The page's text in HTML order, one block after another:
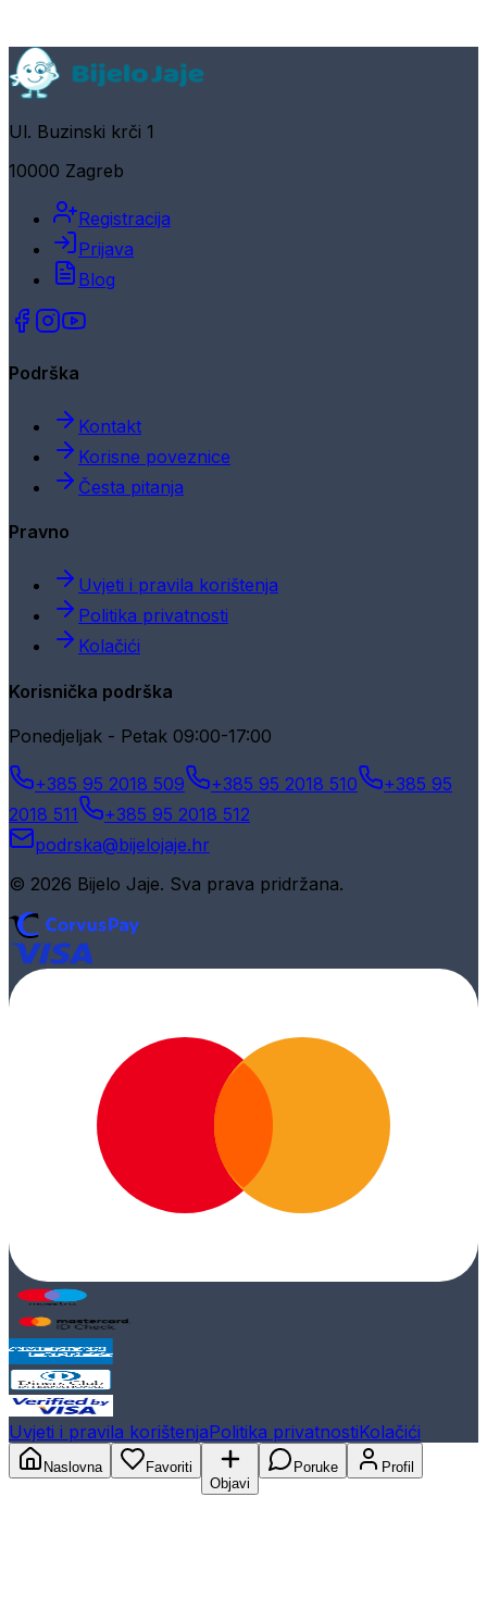
Ul. Buzinski krči 1
10000 Zagreb
Registracija
Prijava
Blog
Podrška
Kontakt
Korisne poveznice
Česta pitanja
Pravno
Uvjeti i pravila korištenja
Politika privatnosti
Kolačići
Korisnička podrška
Ponedjeljak - Petak 09:00-17:00
+385 95 2018 509 +385 95 2018 510
+385 95
2018 511
+385 95 2018 512
podrska@bijelojaje.hr
© 2026 Bijelo Jaje. Sva prava pridržana.
Uvjeti i pravila korištenjaPolitika privatnostiKolačići
Naslovna
Favoriti
Objavi
Poruke Profil